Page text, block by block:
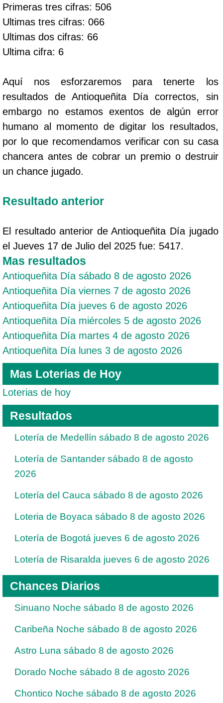
Primeras tres cifras: 506
Ultimas tres cifras: 066
Ultimas dos cifras: 66
Ultima cifra: 6
Aquí nos esforzaremos para tenerte los
resultados de Antioqueñita Día correctos, sin
embargo no estamos exentos de algún error
humano al momento de digitar los resultados,
por lo que recomendamos verificar con su casa
chancera antes de cobrar un premio o destruir
un chance jugado.
Resultado anterior
El resultado anterior de Antioqueñita Día jugado
el Jueves 17 de Julio del 2025 fue: 5417.
Mas resultados
Antioqueñita Día sábado 8 de agosto 2026
Antioqueñita Día viernes 7 de agosto 2026
Antioqueñita Día jueves 6 de agosto 2026
Antioqueñita Día miércoles 5 de agosto 2026
Antioqueñita Día martes 4 de agosto 2026
Antioqueñita Día lunes 3 de agosto 2026
Mas Loterias de Hoy
Loterias de hoy
Resultados
Lotería de Medellín sábado 8 de agosto 2026
Lotería de Santander sábado 8 de agosto
2026
Lotería del Cauca sábado 8 de agosto 2026
Loteria de Boyaca sábado 8 de agosto 2026
Lotería de Bogotá jueves 6 de agosto 2026
Lotería de Risaralda jueves 6 de agosto 2026
Chances Diarios
Sinuano Noche sábado 8 de agosto 2026
Caribeña Noche sábado 8 de agosto 2026
Astro Luna sábado 8 de agosto 2026
Dorado Noche sábado 8 de agosto 2026
Chontico Noche sábado 8 de agosto 2026